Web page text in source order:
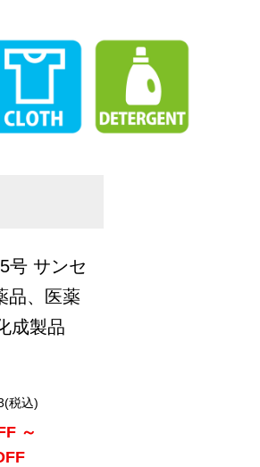
号 サンセ
品、医薬
成製品
(税込)
～